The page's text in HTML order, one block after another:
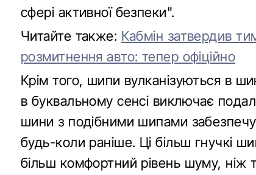
сфері активної безпеки".
Читайте также: Кабмін затвердив
розмитнення авто: тепер офіційно
Крім того, шипи вулканізуються в
в буквальному сенсі виключає
шини з подібними шипами
будь-коли раніше. Ці більш гнучкі
більш комфортний рівень шуму, ніж